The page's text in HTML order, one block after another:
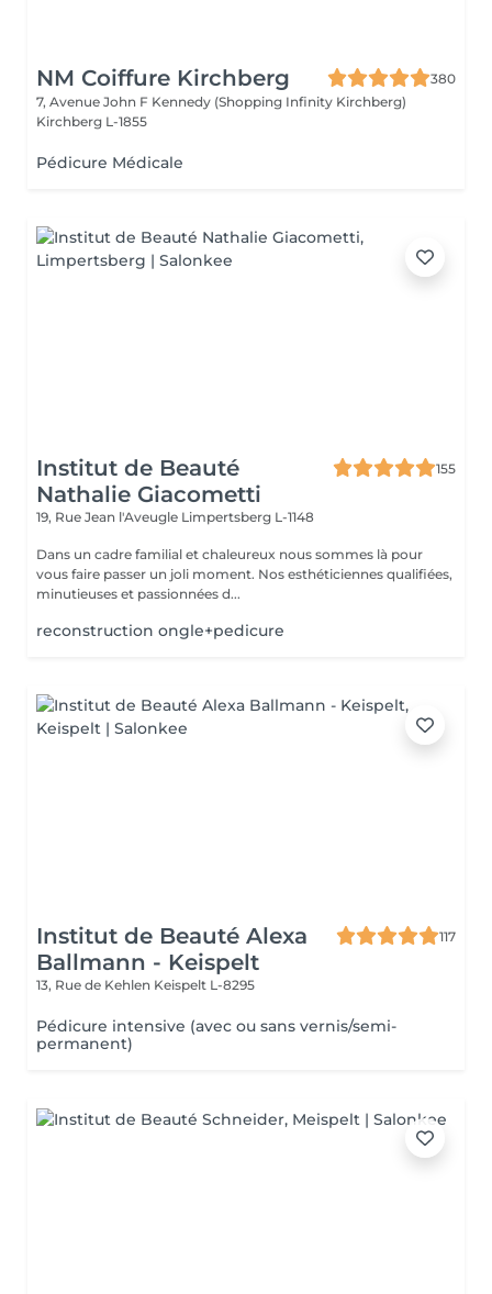
NM Coiffure Kirchberg
380
7, Avenue John F Kennedy (Shopping Infinity Kirchberg)
Kirchberg L-1855
Pédicure Médicale
Institut de Beauté
Nathalie Giacometti
155
19, Rue Jean l'Aveugle Limpertsberg L-1148
Dans un cadre familial et chaleureux nous sommes là pour
vous faire passer un joli moment. Nos esthéticiennes qualifiées,
minutieuses et passionnées d...
reconstruction ongle+pedicure
Institut de Beauté Alexa
Ballmann - Keispelt
117
13, Rue de Kehlen Keispelt L-8295
Pédicure intensive (avec ou sans vernis/semi-
permanent)